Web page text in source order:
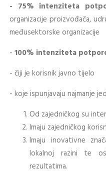
- 75% intenziteta
organizacije proizvođača,
međusektorske organizacije
- 100% intenziteta
- čiji je korisnik javno tijelo
- koje ispunjavaju najmanje
Od zajedničkog su
Imaju zajedničkog
Imaju inovativne
lokalnoj razini te
rezultatima.